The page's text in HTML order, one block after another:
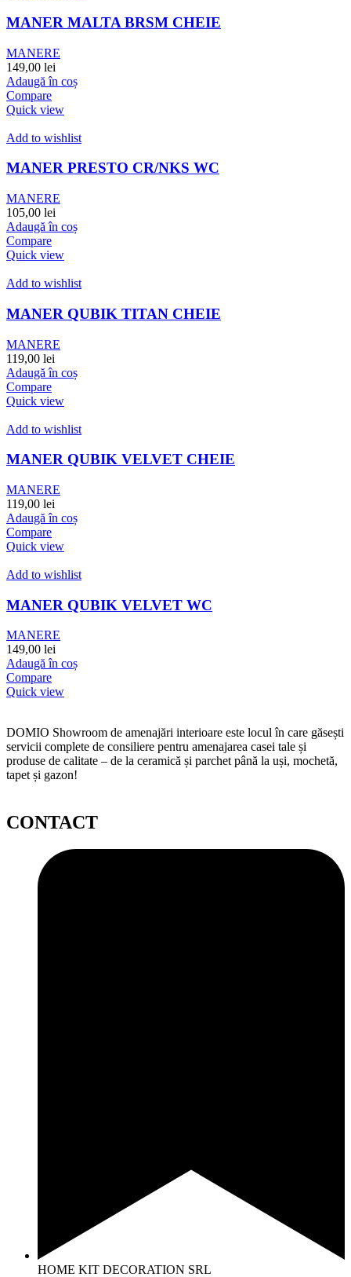
MANER MALTA BRSM CHEIE
MANERE
149,00 lei
Adaugă în coș
Compare
Quick view
Add to wishlist
MANER PRESTO CR/NKS WC
MANERE
105,00 lei
Adaugă în coș
Compare
Quick view
Add to wishlist
MANER QUBIK TITAN CHEIE
MANERE
119,00 lei
Adaugă în coș
Compare
Quick view
Add to wishlist
MANER QUBIK VELVET CHEIE
MANERE
119,00 lei
Adaugă în coș
Compare
Quick view
Add to wishlist
MANER QUBIK VELVET WC
MANERE
149,00 lei
Adaugă în coș
Compare
Quick view
DOMIO Showroom de amenajări interioare este locul în care găsești
servicii complete de consiliere pentru amenajarea casei tale și
produse de calitate – de la ceramică și parchet până la uși, mochetă,
tapet și gazon!
CONTACT
HOME KIT DECORATION SRL